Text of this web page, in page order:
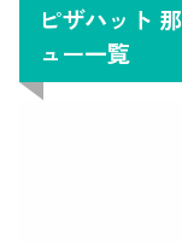
ピザハット
ュー一覧